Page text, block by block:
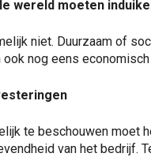
wereld moeten
niet. Duurzaam of
nog eens
te beschouwen moet
van het bedrijf.